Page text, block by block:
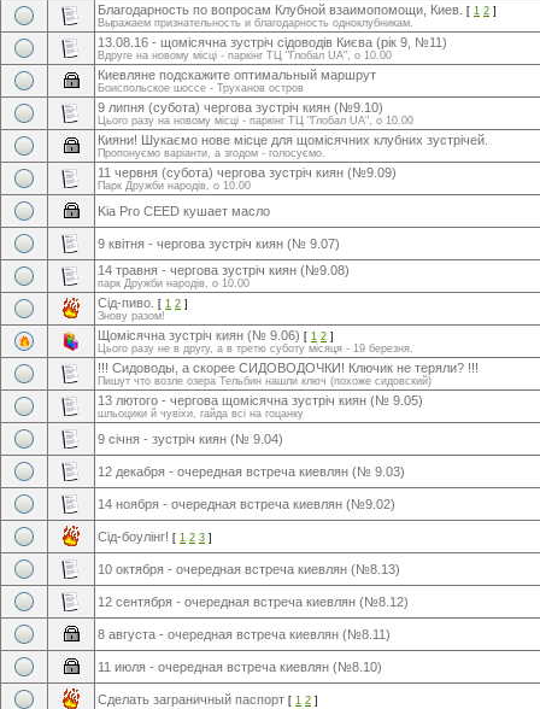
Благодарность по вопросам Клубной взаимопомощи, Киев. [ 1 2 ]
Выражаем признательность и благодарность одноклубникам.
13.08.16 - щомісячна зустріч сідоводів Києва (рік 9, №11)
Вдруге на новому місці - паркінг ТЦ "Глобал UA", о 10.00
Киевляне подскажите оптимальный маршрут
Боиспольское шоссе - Труханов остров
9 липня (субота) чергова зустріч киян (№9.10)
Цього разу на новому місці - паркінг ТЦ "Глобал UA", о 10.00
Кияни! Шукаємо нове місце для щомісячних клубних зустрічей.
Пропонуємо варіанти, а згодом - голосуємо.
11 червня (субота) чергова зустріч киян (№9.09)
Парк Дружби народів, о 10.00
Kia Pro CEED кушает масло
9 квітня - чергова зустріч киян (№ 9.07)
14 травня - чергова зустріч киян (№9.08)
парк Дружби народів, о 10.00
Сід-пиво. [ 1 2 ]
Знову разом!
Щомісячна зустріч киян (№ 9.06) [ 1 2 ]
Цього разу не в другу, а в третю суботу місяця - 19 березня.
!!! Сидоводы, а скорее СИДОВОДОЧКИ! Ключик не теряли? !!!
Пишут что возле озера Тельбин нашли ключ (похоже сидовский)
13 лютого - чергова щомісячна зустріч киян (№ 9.05)
шльоцики й чувіхи, гайда всі на гоцанку
9 січня - зустріч киян (№ 9.04)
12 декабря - очередная встреча киевлян (№ 9.03)
14 ноября - очередная встреча киевлян (№9.02)
Сід-боулінг! [ 1 2 3 ]
10 октября - очередная встреча киевлян (№8.13)
12 сентября - очередная встреча киевлян (№8.12)
8 августа - очередная встреча киевлян (№8.11)
11 июля - очередная встреча киевлян (№8.10)
Сделать заграничный паспорт [ 1 2 ]